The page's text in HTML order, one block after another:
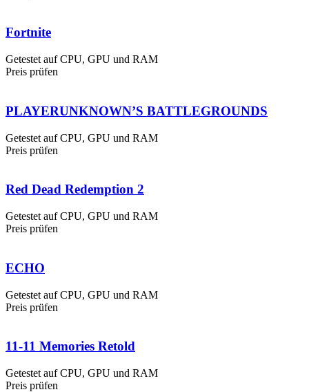
Fortnite
Getestet auf CPU, GPU und RAM
Preis prüfen
PLAYERUNKNOWN’S BATTLEGROUNDS
Getestet auf CPU, GPU und RAM
Preis prüfen
Red Dead Redemption 2
Getestet auf CPU, GPU und RAM
Preis prüfen
ECHO
Getestet auf CPU, GPU und RAM
Preis prüfen
11-11 Memories Retold
Getestet auf CPU, GPU und RAM
Preis prüfen